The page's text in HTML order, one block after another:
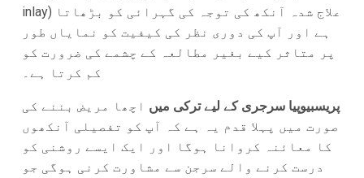
inlay) علاج شدہ آنکھ کی توجہ کی گہرائی کو بڑھاتا
ہے اور آپ کی دوری نظر کی کیفیت کو نمایاں طور
پر متاثر کیے بغیر مطالعہ کے چشمے کی ضرورت کو
کم کرتا ہے۔
پریسبیوپیا سرجری کے لیے ترکی میں اچھا مریض بننے کی
صورت میں پہلا قدم یہ ہے کہ آپ کو تفصیلی آنکھوں
کا معائنہ کروانا ہوگا اور ایک ایسے روشنی کو
درست کرنے والے سرجن سے مشاورت کرنی ہوگی جو